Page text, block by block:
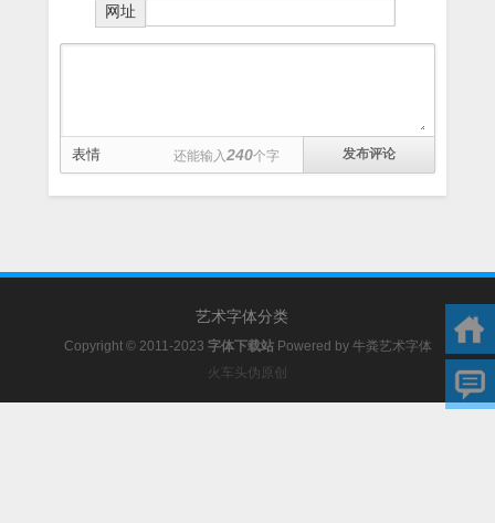
网址
表情 还能输入240个字
艺术字体分类
Copyright © 2011-2023 字体下载站 Powered by 牛粪艺术字体
火车头伪原创